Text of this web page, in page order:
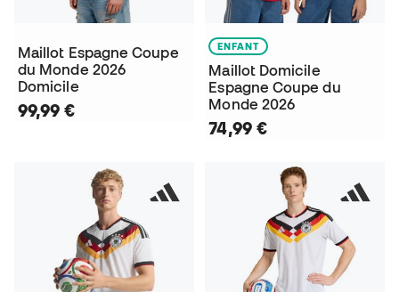
Maillot Espagne Coupe
du Monde 2026
Domicile
99,99 €
ENFANT
Maillot Domicile
Espagne Coupe du
Monde 2026
74,99 €